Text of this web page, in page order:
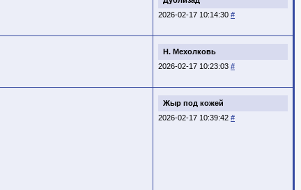
2026-02-17 10:14:30 #
Н. Мехолковь
2026-02-17 10:23:03 #
Жыр под кожей
2026-02-17 10:39:42 #